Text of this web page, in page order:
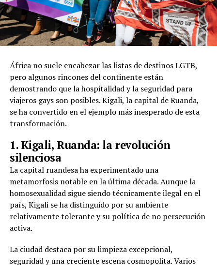
África no suele encabezar las listas de destinos LGTB,
pero algunos rincones del continente están
demostrando que la hospitalidad y la seguridad para
viajeros gays son posibles. Kigali, la capital de Ruanda,
se ha convertido en el ejemplo más inesperado de esta
transformación.
1. Kigali, Ruanda: la revolución
silenciosa
La capital ruandesa ha experimentado una
metamorfosis notable en la última década. Aunque la
homosexualidad sigue siendo técnicamente ilegal en el
país, Kigali se ha distinguido por su ambiente
relativamente tolerante y su política de no persecución
activa.
La ciudad destaca por su limpieza excepcional,
seguridad y una creciente escena cosmopolita. Varios